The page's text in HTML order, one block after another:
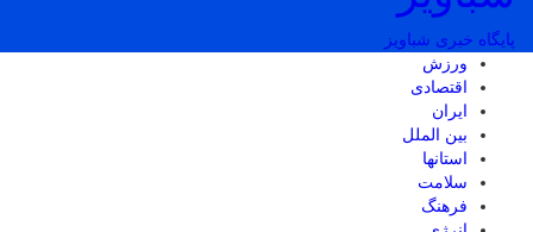
پایگاه خبری شباویز
ورزش
اقتصادی
ایران
بین الملل
استانها
سلامت
فرهنگ